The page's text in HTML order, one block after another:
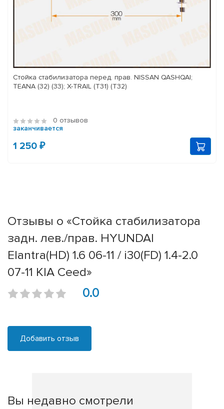
Стойка стабилизатора перед. прав. NISSAN QASHQAI;
TEANA (32) (33); X-TRAIL (T31) (T32)
0 отзывов
заканчивается
1 250 ₽
Отзывы о «Стойка стабилизатора
задн. лев./прав. HYUNDAI
Elantra(HD) 1.6 06-11 / i30(FD) 1.4-2.0
07-11 KIA Ceed»
0.0
Добавить отзыв
Вы недавно смотрели